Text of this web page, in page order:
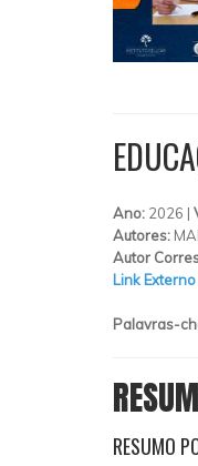
Ano: 2026 |
Autores:
Autor
Link
Palavras-
RESUMO